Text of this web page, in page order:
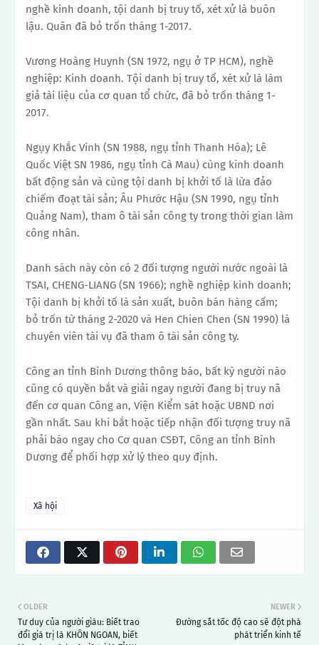
nghề kinh doanh, tội danh bị truy tố, xét xử là buôn
lậu. Quân đã bỏ trốn tháng 1-2017.
Vương Hoàng Huynh (SN 1972, ngụ ở TP HCM), nghề
nghiệp: Kinh doanh. Tội danh bị truy tố, xét xử là làm
giả tài liệu của cơ quan tổ chức, đã bỏ trốn tháng 1-
2017.
Ngụy Khắc Vinh (SN 1988, ngụ tỉnh Thanh Hóa); Lê
Quốc Việt SN 1986, ngụ tỉnh Cà Mau) cùng kinh doanh
bất động sản và cùng tội danh bị khởi tố là lừa đảo
chiếm đoạt tài sản; Âu Phước Hậu (SN 1990, ngụ tỉnh
Quảng Nam), tham ô tài sản công ty trong thời gian làm
công nhân.
Danh sách này còn có 2 đối tượng người nước ngoài là
TSAI, CHENG-LIANG (SN 1966); nghề nghiệp kinh doanh;
Tội danh bị khởi tố là sản xuất, buôn bán hàng cấm;
bỏ trốn từ tháng 2-2020 và Hen Chien Chen (SN 1990) là
chuyên viên tài vụ đã tham ô tài sản công ty.
Công an tỉnh Bình Dương thông báo, bất kỳ người nào
cũng có quyền bắt và giải ngay người đang bị truy nã
đến cơ quan Công an, Viện Kiểm sát hoặc UBND nơi
gần nhất. Sau khi bắt hoặc tiếp nhận đối tượng truy nã
phải báo ngay cho Cơ quan CSĐT, Công an tỉnh Bình
Dương để phối hợp xử lý theo quy định.
Xã hội
NEWER
Đường sắt tốc độ cao sẽ đột phá
phát triển kinh tế
OLDER
Tư duy của người giàu: Biết trao
đổi giá trị là KHÔN NGOAN, biết